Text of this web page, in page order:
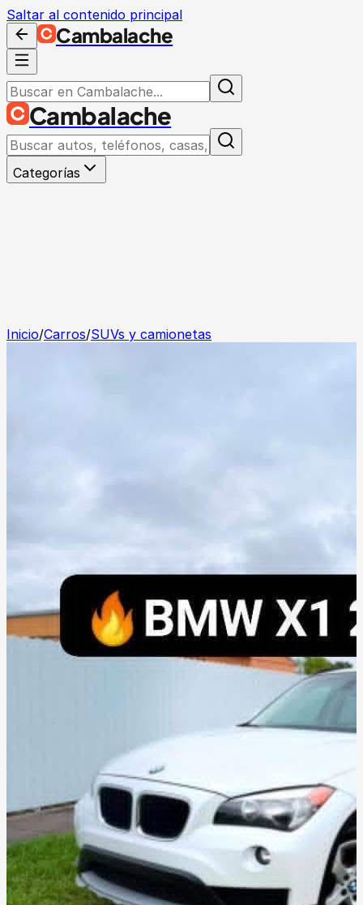
Saltar al contenido principal
Cambalache
Cambalache
Categorías
Inicio/Carros/SUVs y camionetas